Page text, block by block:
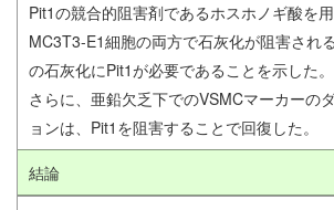
Pit1の競合的阻害剤であるホスホノギ酸を
MC3T3-E1細胞の両方で石灰化が阻害され
の石灰化にPit1が必要であることを示した。
さらに、亜鉛欠乏下でのVSMCマーカーの
ョンは、Pit1を阻害することで回復した。
結論